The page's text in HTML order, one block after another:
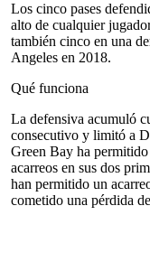
Los cinco pases
alto de cualquier
también cinco en una
Angeles en 2018.
Qué funciona
La defensiva acumuló
consecutivo y limitó a
Green Bay ha
acarreos en sus dos
han permitido un
cometido una pérdida